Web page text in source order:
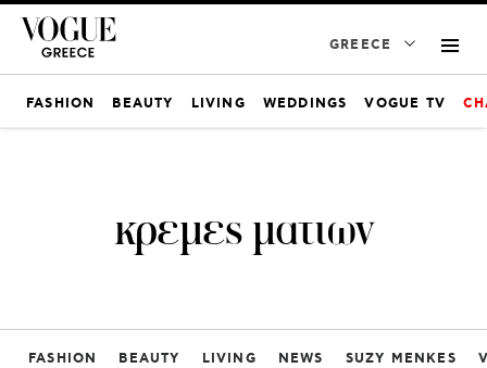
GREECE
FASHION BEAUTY LIVING WEDDINGS VOGUE TV
κρεμες ματιων
FASHION BEAUTY LIVING NEWS SUZY MENKES